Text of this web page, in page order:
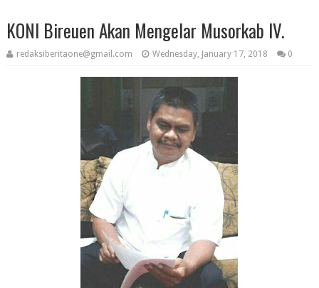
KONI Bireuen Akan Mengelar Musorkab IV.
redaksiberitaone@gmail.com Wednesday, January 17, 2018 0